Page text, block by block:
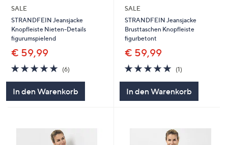
SALE
STRANDFEIN Jeansjacke
Knopfleiste Nieten-Details
figurumspielend
€ 59,99
5.0
von
5
(6)
In den Warenkorb
SALE
STRANDFEIN Jeansjacke
Brusttaschen Knopfleiste
figurbetont
€ 59,99
5.0
von
(1)1
In den Warenkorb